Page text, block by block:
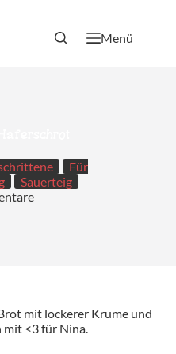
Menü
Für
Sauerteig
mit lockerer Krume und
mit <3 für Nina.